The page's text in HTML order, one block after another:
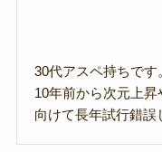
30代アスペ持ちです
10年前から次元上
向けて長年試行錯誤